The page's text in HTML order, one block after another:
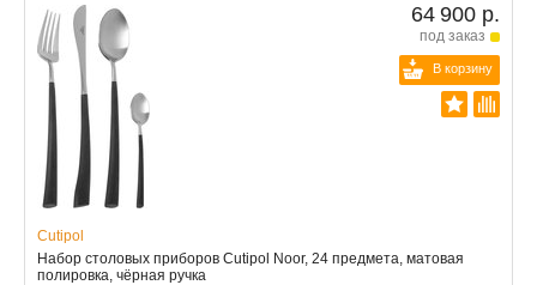
64 900 р.
под заказ
В корзину
Cutipol
Набор столовых приборов Cutipol Noor, 24 предмета, матовая
полировка, чёрная ручка